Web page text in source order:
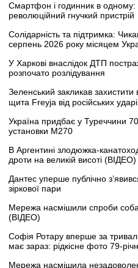
Смартфон і годинник в одному:
революційний гнучкий пристрій
Солідарність та підтримка:
серпень 2026 року місяцем
У Харкові внаслідок ДТП
розпочато розлідування
Зеленський закликав
щита Freyja від російських
Україна придбає у Туреччини
установки M270
В Аргентині злодюжка-
дроти на великій висоті (ВІДЕО)
Дантес уперше публічно
зіркової пари
Мережа насмішили спроби
(ВІДЕО)
Софія Ротару вперше за
має зараз: рідкісне фото 79-
Мережа насмішила